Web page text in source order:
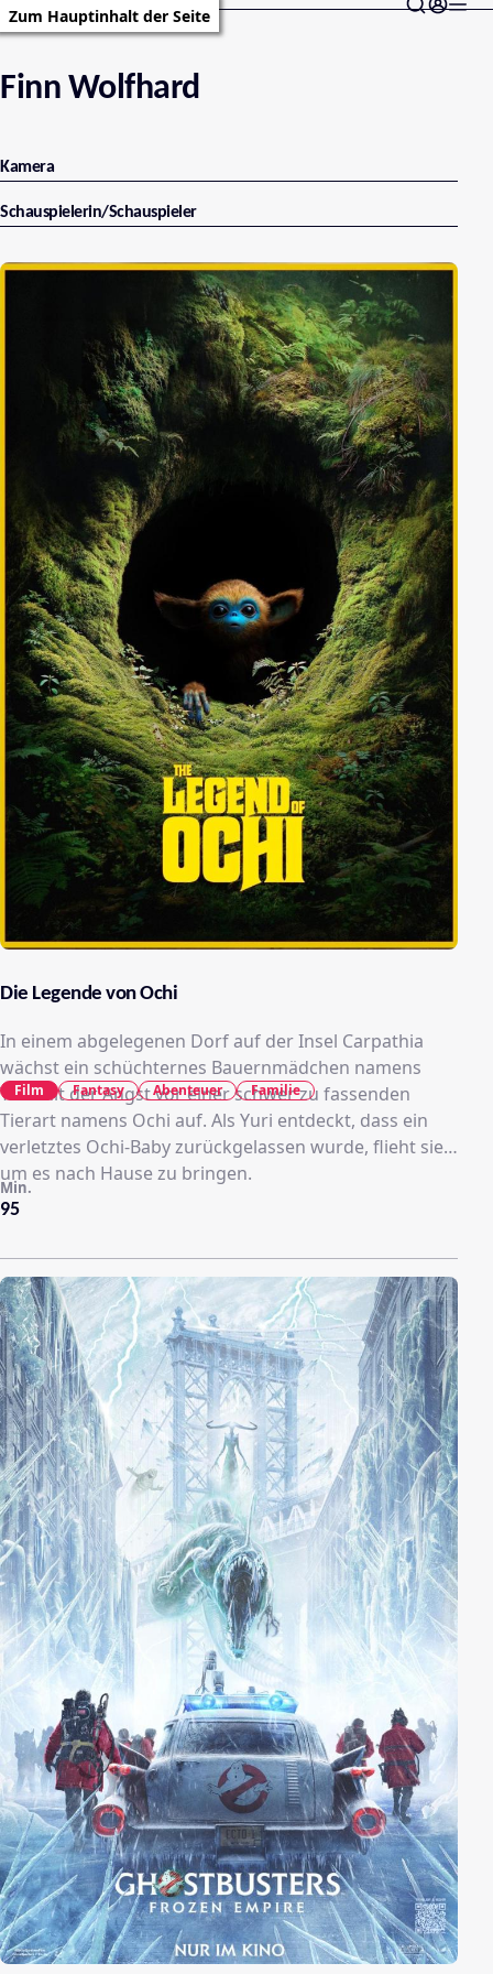
Zum Hauptinhalt der Seite
Finn Wolfhard
Kamera
Schauspielerin/Schauspieler
Die Legende von Ochi
In einem abgelegenen Dorf auf der Insel Carpathia
wächst ein schüchternes Bauernmädchen namens
Yuri mit der Angst vor einer schwer zu fassenden
Tierart namens Ochi auf. Als Yuri entdeckt, dass ein
verletztes Ochi-Baby zurückgelassen wurde, flieht sie,
um es nach Hause zu bringen.
95
Min.
Film Fantasy Abenteuer Familie